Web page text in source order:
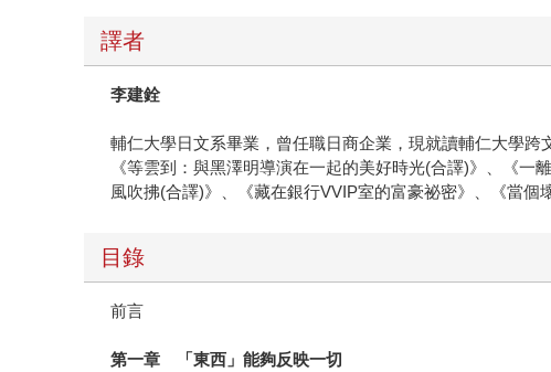
譯者
李建銓
輔仁大學日文系畢業，曾任職日商企業，現就讀輔仁大學
《等雲到：與黑澤明導演在一起的美好時光(合譯)》、《
風吹拂(合譯)》、《藏在銀行VVIP室的富豪祕密》、《當個
目錄
前言
第一章 「東西」能夠反映一切